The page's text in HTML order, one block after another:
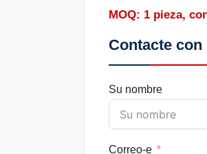
MOQ: 1 pieza,
Contacte
Su nombre
Correo-e